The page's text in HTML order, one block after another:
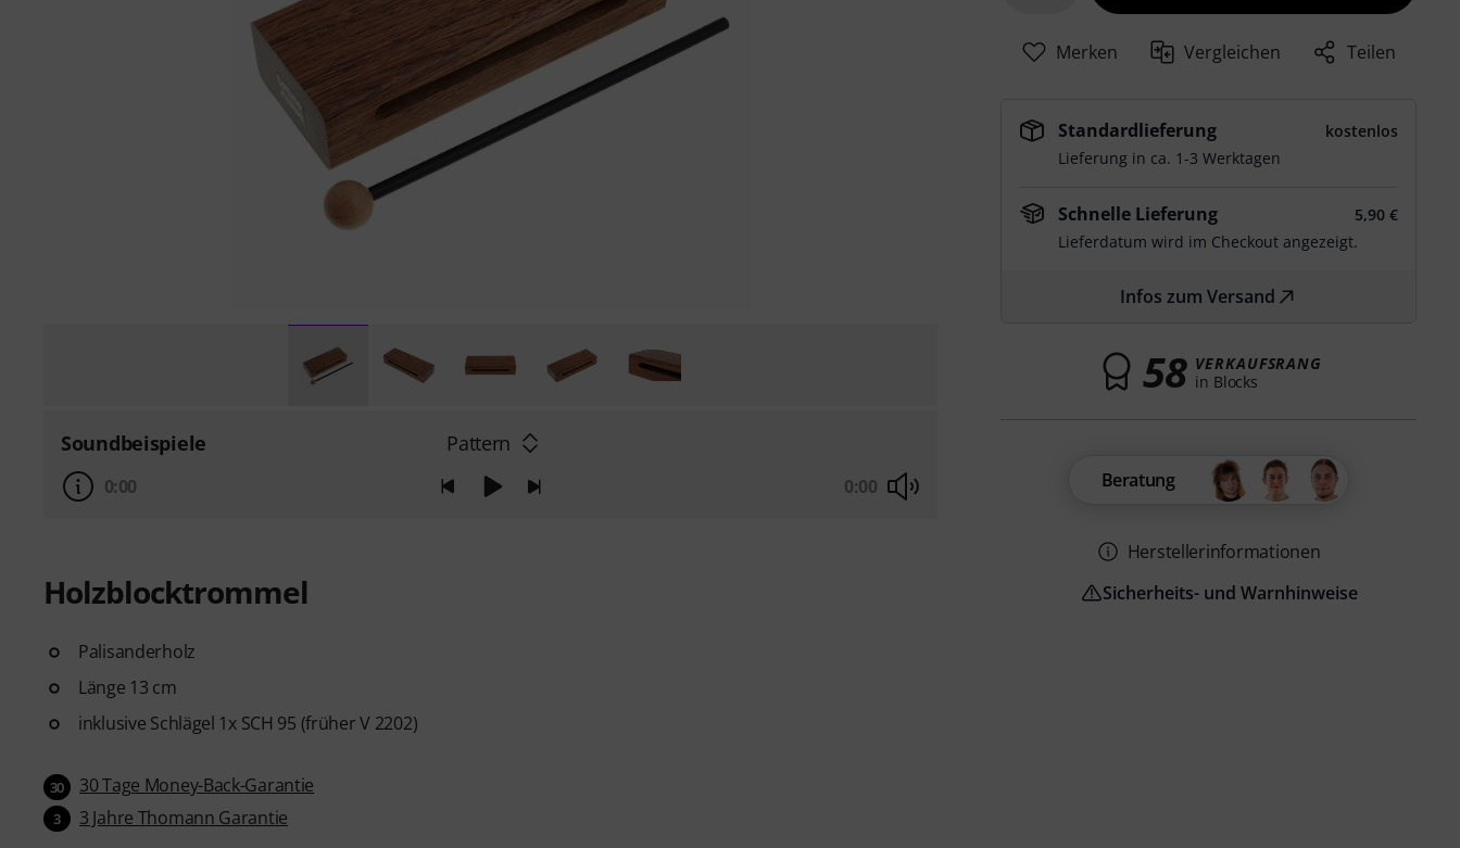
Soundbeispiele Pattern
0:00 0:00
Holzblocktrommel
Palisanderholz
Länge 13 cm
inklusive Schlägel 1x SCH 95 (früher V 2202)
30 30 Tage Money-Back-Garantie
3 3 Jahre Thomann Garantie
Merken Vergleichen Teilen
Standardlieferung
kostenlos
Lieferung in ca. 1-3 Werktagen
Schnelle Lieferung
5,90 €
Lieferdatum wird im Checkout angezeigt.
Infos zum Versand
58 VERKAUFSRANG
in Blocks
Beratung
Herstellerinformationen
Sicherheits- und Warnhinweise